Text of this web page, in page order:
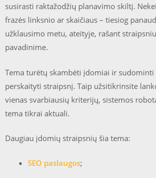
susirasti raktažodžių planavimo skiltį.
frazės linksnio ar skaičiaus – tiesiog
užklausimo metu, ateityje, rašant
pavadinime.
Tema turėtų skambėti įdomiai ir sudominti
perskaityti straipsnį. Taip užsitikrinsite
vienas svarbiausių kriterijų, sistemos
tema tikrai aktuali.
Daugiau įdomių straipsnių šia tema:
SEO paslaugos;